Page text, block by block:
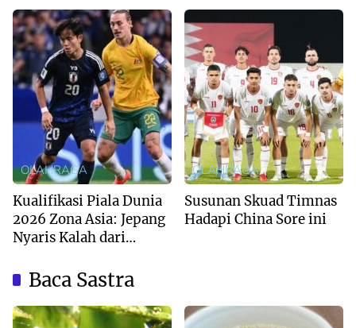
OLAHRAGA
Kualifikasi Piala Dunia
2026 Zona Asia: Jepang
Nyaris Kalah dari
OLAHRAGA
Susunan Skuad Timnas
Hadapi China Sore ini
Baca Sastra